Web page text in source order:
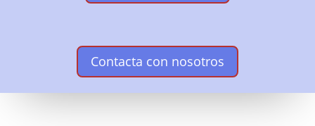
Contacta con nosotros